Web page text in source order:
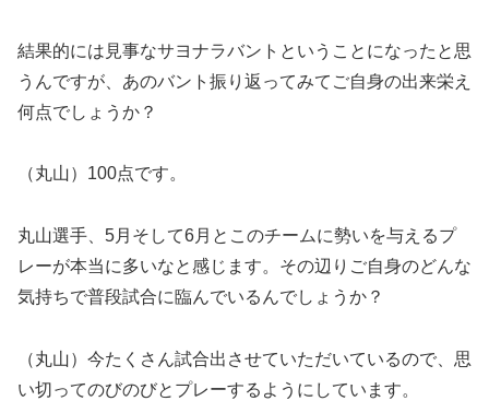
結果的には見事なサヨナラバントということになったと思
うんですが、あのバント振り返ってみてご自身の出来栄え
何点でしょうか？
（丸山）100点です。
丸山選手、5月そして6月とこのチームに勢いを与えるプ
レーが本当に多いなと感じます。その辺りご自身のどんな
気持ちで普段試合に臨んでいるんでしょうか？
（丸山）今たくさん試合出させていただいているので、思
い切ってのびのびとプレーするようにしています。